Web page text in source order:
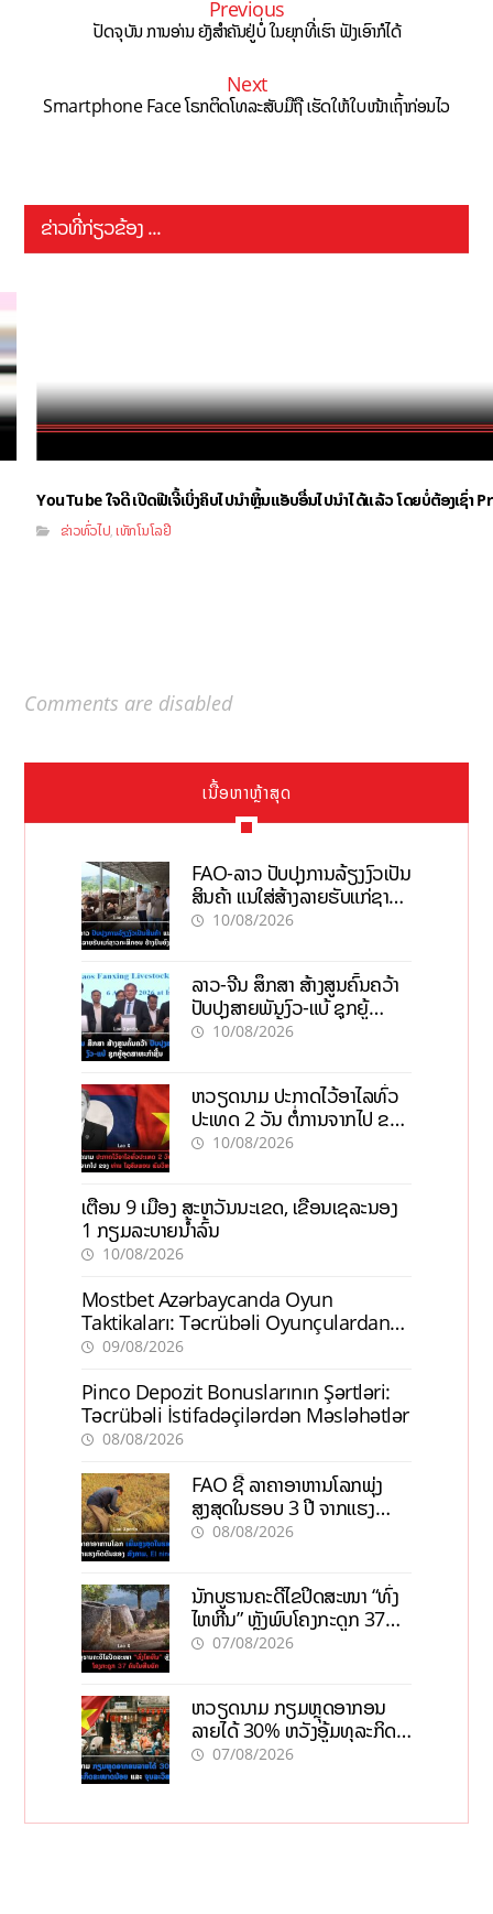
Previous
ປັດຈຸບັນ ການອ່ານ ຍັງສຳຄັນຢູ່ບໍ່ ໃນຍຸກທີ່ເຮົາ ຟັງເອົາກໍໄດ້
Next
Smartphone Face ໂຣກຕິດໂທລະສັບມືຖື ເຮັດໃຫ້ໃບໜ້າເຖົ້າກ່ອນໄວ
ຂ່າວທີ່ກ່ຽວຂ້ອງ ...
YouTube ໃຈດີ ເປີດຟີເຈີ້ເບິ່ງຄິບໄປນຳຫຼິ້ນແອັບອື່ນໄປນຳໄດ້ແລ້ວ ໂດຍບໍ່ຕ້ອງເຊົ່າ
ຂ່າວທົ່ວໄປ,ເທັກໂນໂລຢີ
Comments are disabled
ເນື້ອຫາຫຼ້າສຸດ
FAO-ລາວ ປັບປຸງການລ້ຽງງົວເປັນ
ສິນຄ້າ ແນໃສ່ສ້າງລາຍຮັບແກ່ຊາວ
ກະສິກອນຢ່າງຍືນຍົງ
10/08/2026
ລາວ-ຈີນ ສຶກສາ ສ້າງສູນຄົ້ນຄວ້າ
ປັບປຸງສາຍພັນງົວ-ແບ້ ຊຸກຍູ້
ອຸດສາຫະກຳຊີ້ນ
10/08/2026
ຫວຽດນາມ ປະກາດໄວ້ອາໄລທົ່ວ
ປະເທດ 2 ວັນ ຕໍ່ການຈາກໄປ ຂອງ
ທ່ານ ໄຊສົມພອນ ພົມວິຫານ
10/08/2026
ເຕືອນ 9 ເມືອງ ສະຫວັນນະເຂດ, ເຂື່ອນເຊລະນອງ
1 ກຽມລະບາຍນ້ຳລົ້ນ
10/08/2026
Mostbet Azərbaycanda Oyun
Taktikaları: Təcrübəli Oyunçulardan
İpuçları
09/08/2026
Pinco Depozit Bonuslarının Şərtləri:
Təcrübəli İstifadəçilərdən Məsləhətlər
08/08/2026
FAO ຊີ້ ລາຄາອາຫານໂລກພຸ່ງ
ສູງສຸດໃນຮອບ 3 ປີ ຈາກແຮງ
ກົດດັນຂອງສົງຄາມ, El nino
08/08/2026
ນັກບູຮານຄະດີໄຂປິດສະໜາ “ທົ່ງ
ໄຫຫີນ” ຫຼັງພົບໂຄງກະດູກ 37
ຄົນໃນຫີນຍັກ
07/08/2026
ຫວຽດນາມ ກຽມຫຼຸດອາກອນ
ລາຍໄດ້ 30% ຫວັງອູ້ມທຸລະກິດ
ຂະໜາດນ້ອຍ ແລະ ຈຸນລະ
07/08/2026